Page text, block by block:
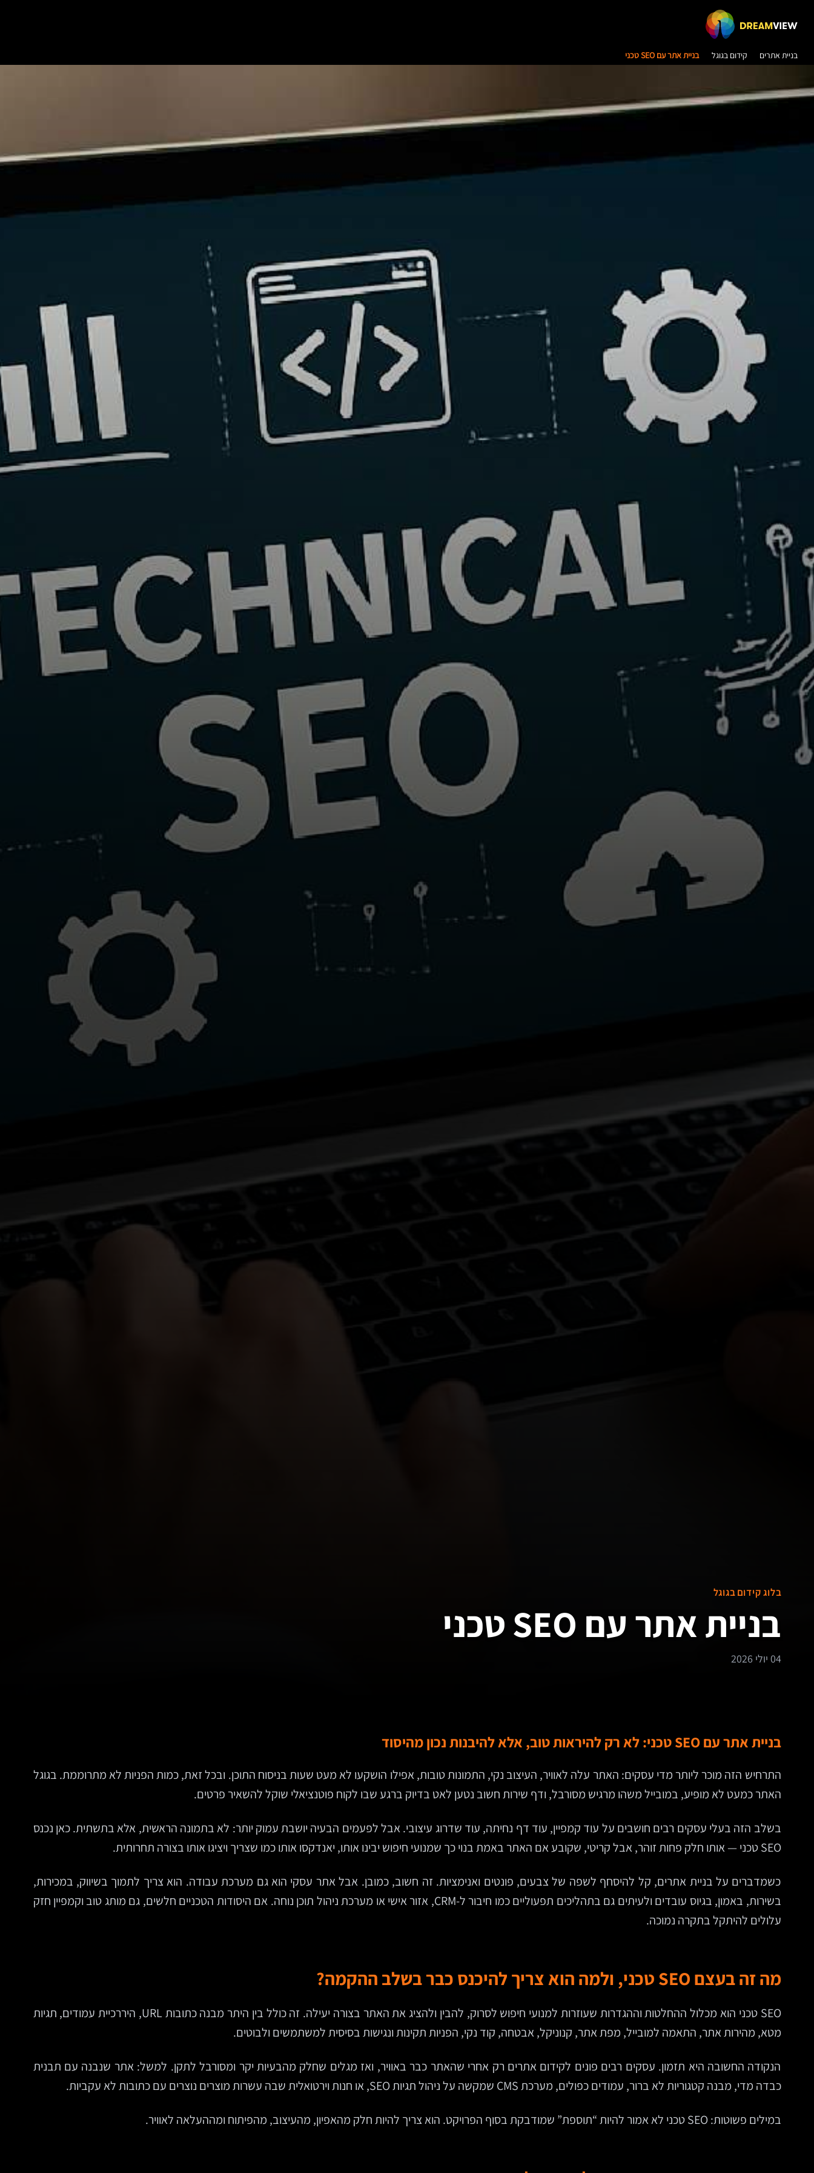
בניית אתרים קידום בגוגל בניית אתר עם SEO טכני
בלוג קידום בגוגל
בניית אתר עם SEO טכני
04 יולי 2026
בניית אתר עם SEO טכני: לא רק להיראות טוב, אלא להיבנות נכון מהיסוד
התרחיש הזה מוכר ליותר מדי עסקים: האתר עלה לאוויר, העיצוב נקי, התמונות טובות, אפילו הושקעו לא מעט שעות בניסוח התוכן. ובכל זאת, כמות הפניות לא מתרוממת. בגוגל
האתר כמעט לא מופיע, במובייל משהו מרגיש מסורבל, ודף שירות חשוב נטען לאט בדיוק ברגע שבו לקוח פוטנציאלי שוקל להשאיר פרטים.
בשלב הזה בעלי עסקים רבים חושבים על עוד קמפיין, עוד דף נחיתה, עוד שדרוג עיצובי. אבל לפעמים הבעיה יושבת עמוק יותר: לא בתמונה הראשית, אלא בתשתית. כאן נכנס
SEO טכני — אותו חלק פחות זוהר, אבל קריטי, שקובע אם האתר באמת בנוי כך שמנועי חיפוש יבינו אותו, יאנדקסו אותו כמו שצריך ויציגו אותו בצורה תחרותית.
כשמדברים על בניית אתרים, קל להיסחף לשפה של צבעים, פונטים ואנימציות. זה חשוב, כמובן. אבל אתר עסקי הוא גם מערכת עבודה. הוא צריך לתמוך בשיווק, במכירות,
בשירות, באמון, בגיוס עובדים ולעיתים גם בתהליכים תפעוליים כמו חיבור ל-CRM, אזור אישי או מערכת ניהול תוכן נוחה. אם היסודות הטכניים חלשים, גם מותג טוב וקמפיין חזק
עלולים להיתקל בתקרה נמוכה.
מה זה בעצם SEO טכני, ולמה הוא צריך להיכנס כבר בשלב ההקמה?
SEO טכני הוא מכלול ההחלטות וההגדרות שעוזרות למנועי חיפוש לסרוק, להבין ולהציג את האתר בצורה יעילה. זה כולל בין היתר מבנה כתובות URL, היררכיית עמודים, תגיות
מטא, מהירות אתר, התאמה למובייל, מפת אתר, קנוניקל, אבטחה, קוד נקי, הפניות תקינות ונגישות בסיסית למשתמשים ולבוטים.
הנקודה החשובה היא תזמון. עסקים רבים פונים לקידום אתרים רק אחרי שהאתר כבר באוויר, ואז מגלים שחלק מהבעיות יקר ומסורבל לתקן. למשל: אתר שנבנה עם תבנית
כבדה מדי, מבנה קטגוריות לא ברור, עמודים כפולים, מערכת CMS שמקשה על ניהול תגיות SEO, או חנות וירטואלית שבה עשרות מוצרים נוצרים עם כתובות לא עקביות.
במילים פשוטות: SEO טכני לא אמור להיות “תוספת” שמודבקת בסוף הפרויקט. הוא צריך להיות חלק מהאפיון, מהעיצוב, מהפיתוח ומההעלאה לאוויר.